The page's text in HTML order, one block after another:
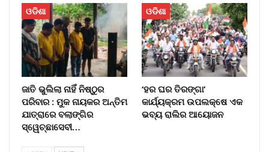
ଓଡିଶା
​ଜାତି ଭୁଲିଲା ନାହିଁ ନିଷ୍ଠୁର
ପରିବାର : ମୁକ ନାୟକର ଅନ୍ତିମ
ଯାତ୍ରାରେ ବଲାଙ୍ଗିର
ସ୍ୱେଚ୍ଛାସେବୀ…
ଓଡିଶା
‘ହର ଘର ତିରଙ୍ଗା’
କାର୍ଯ୍ୟକ୍ରମ ଉପଲକ୍ଷେ ଏକ
ଭବ୍ୟ ରାଲିର ଆୟୋଜନ